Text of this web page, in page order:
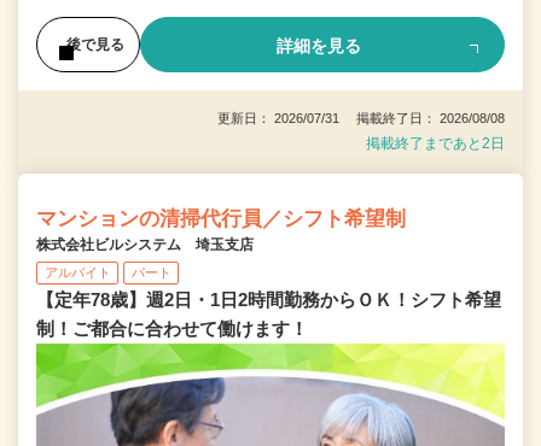
後で見る 詳細を見る
更新日： 2026/07/31 掲載終了日： 2026/08/08
掲載終了まであと2日
マンションの清掃代行員／シフト希望制
株式会社ビルシステム 埼玉支店
アルバイト パート
【定年78歳】週2日・1日2時間勤務からＯＫ！シフト希望
制！ご都合に合わせて働けます！